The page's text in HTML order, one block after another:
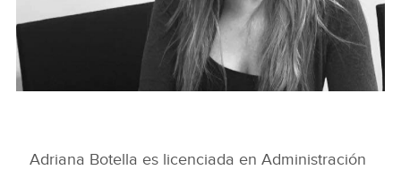
SHARE
DESCARGAR
Adriana Botella es licenciada en Administración